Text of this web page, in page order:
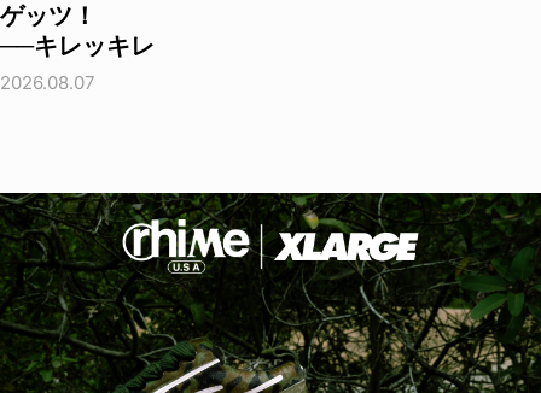
ゲッツ！
──キレッキレ
2026.08.07